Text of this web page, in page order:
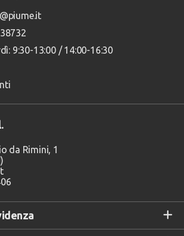
9:30-13:00 / 14:00-16:30
da Rimini, 1